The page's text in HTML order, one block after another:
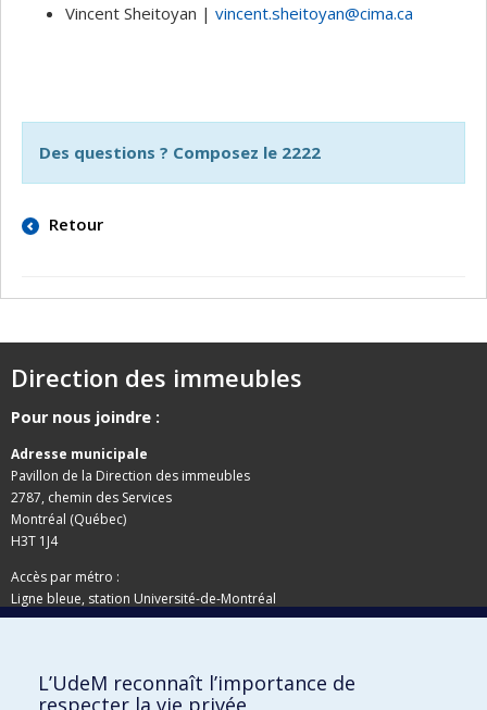
Vincent Sheitoyan | vincent.sheitoyan@cima.ca
Des questions ? Composez le 2222
Retour
Direction des immeubles
Pour nous joindre :
Adresse municipale
Pavillon de la Direction des immeubles
2787, chemin des Services
Montréal (Québec)
H3T 1J4
Accès par métro :
Ligne bleue, station Université-de-Montréal
Pavillon de la Direction des immeubles
L’UdeM reconnaît l’importance de
respecter la vie privée